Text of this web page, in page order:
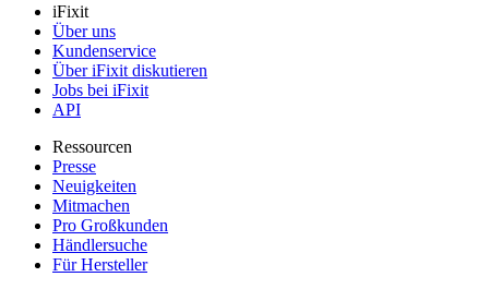
iFixit
Über uns
Kundenservice
Über iFixit diskutieren
Jobs bei iFixit
API
Ressourcen
Presse
Neuigkeiten
Mitmachen
Pro Großkunden
Händlersuche
Für Hersteller